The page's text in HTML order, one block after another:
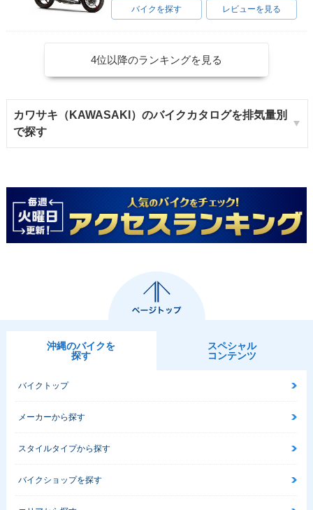
バイクを探す レビューを見る
4位以降のランキングを見る
カワサキ（KAWASAKI）のバイクカタログを排気量別
で探す
沖縄のバイクを
探す
スペシャル
コンテンツ
バイクトップ
メーカーから探す
スタイルタイプから探す
バイクショップを探す